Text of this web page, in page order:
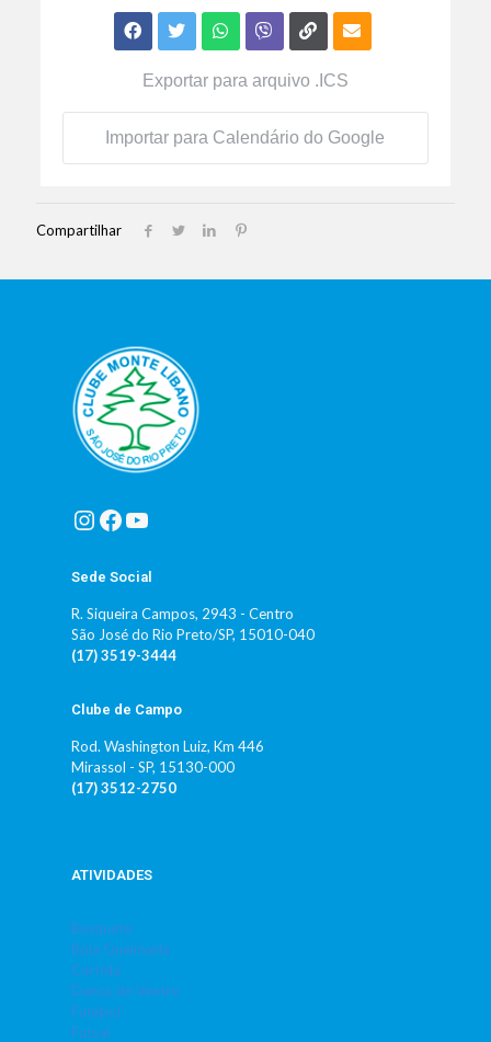
Exportar para arquivo .ICS
Importar para Calendário do Google
Compartilhar
Instagram
Facebook
Youtube
Sede Social
R. Siqueira Campos, 2943 - Centro
São José do Rio Preto/SP, 15010-040
(17) 3519-3444
Clube de Campo
Rod. Washington Luiz, Km 446
Mirassol - SP, 15130-000
(17) 3512-2750
ATIVIDADES
Basquete
Bola Queimada
Corrida
Dança do Ventre
Futebol
Futsal